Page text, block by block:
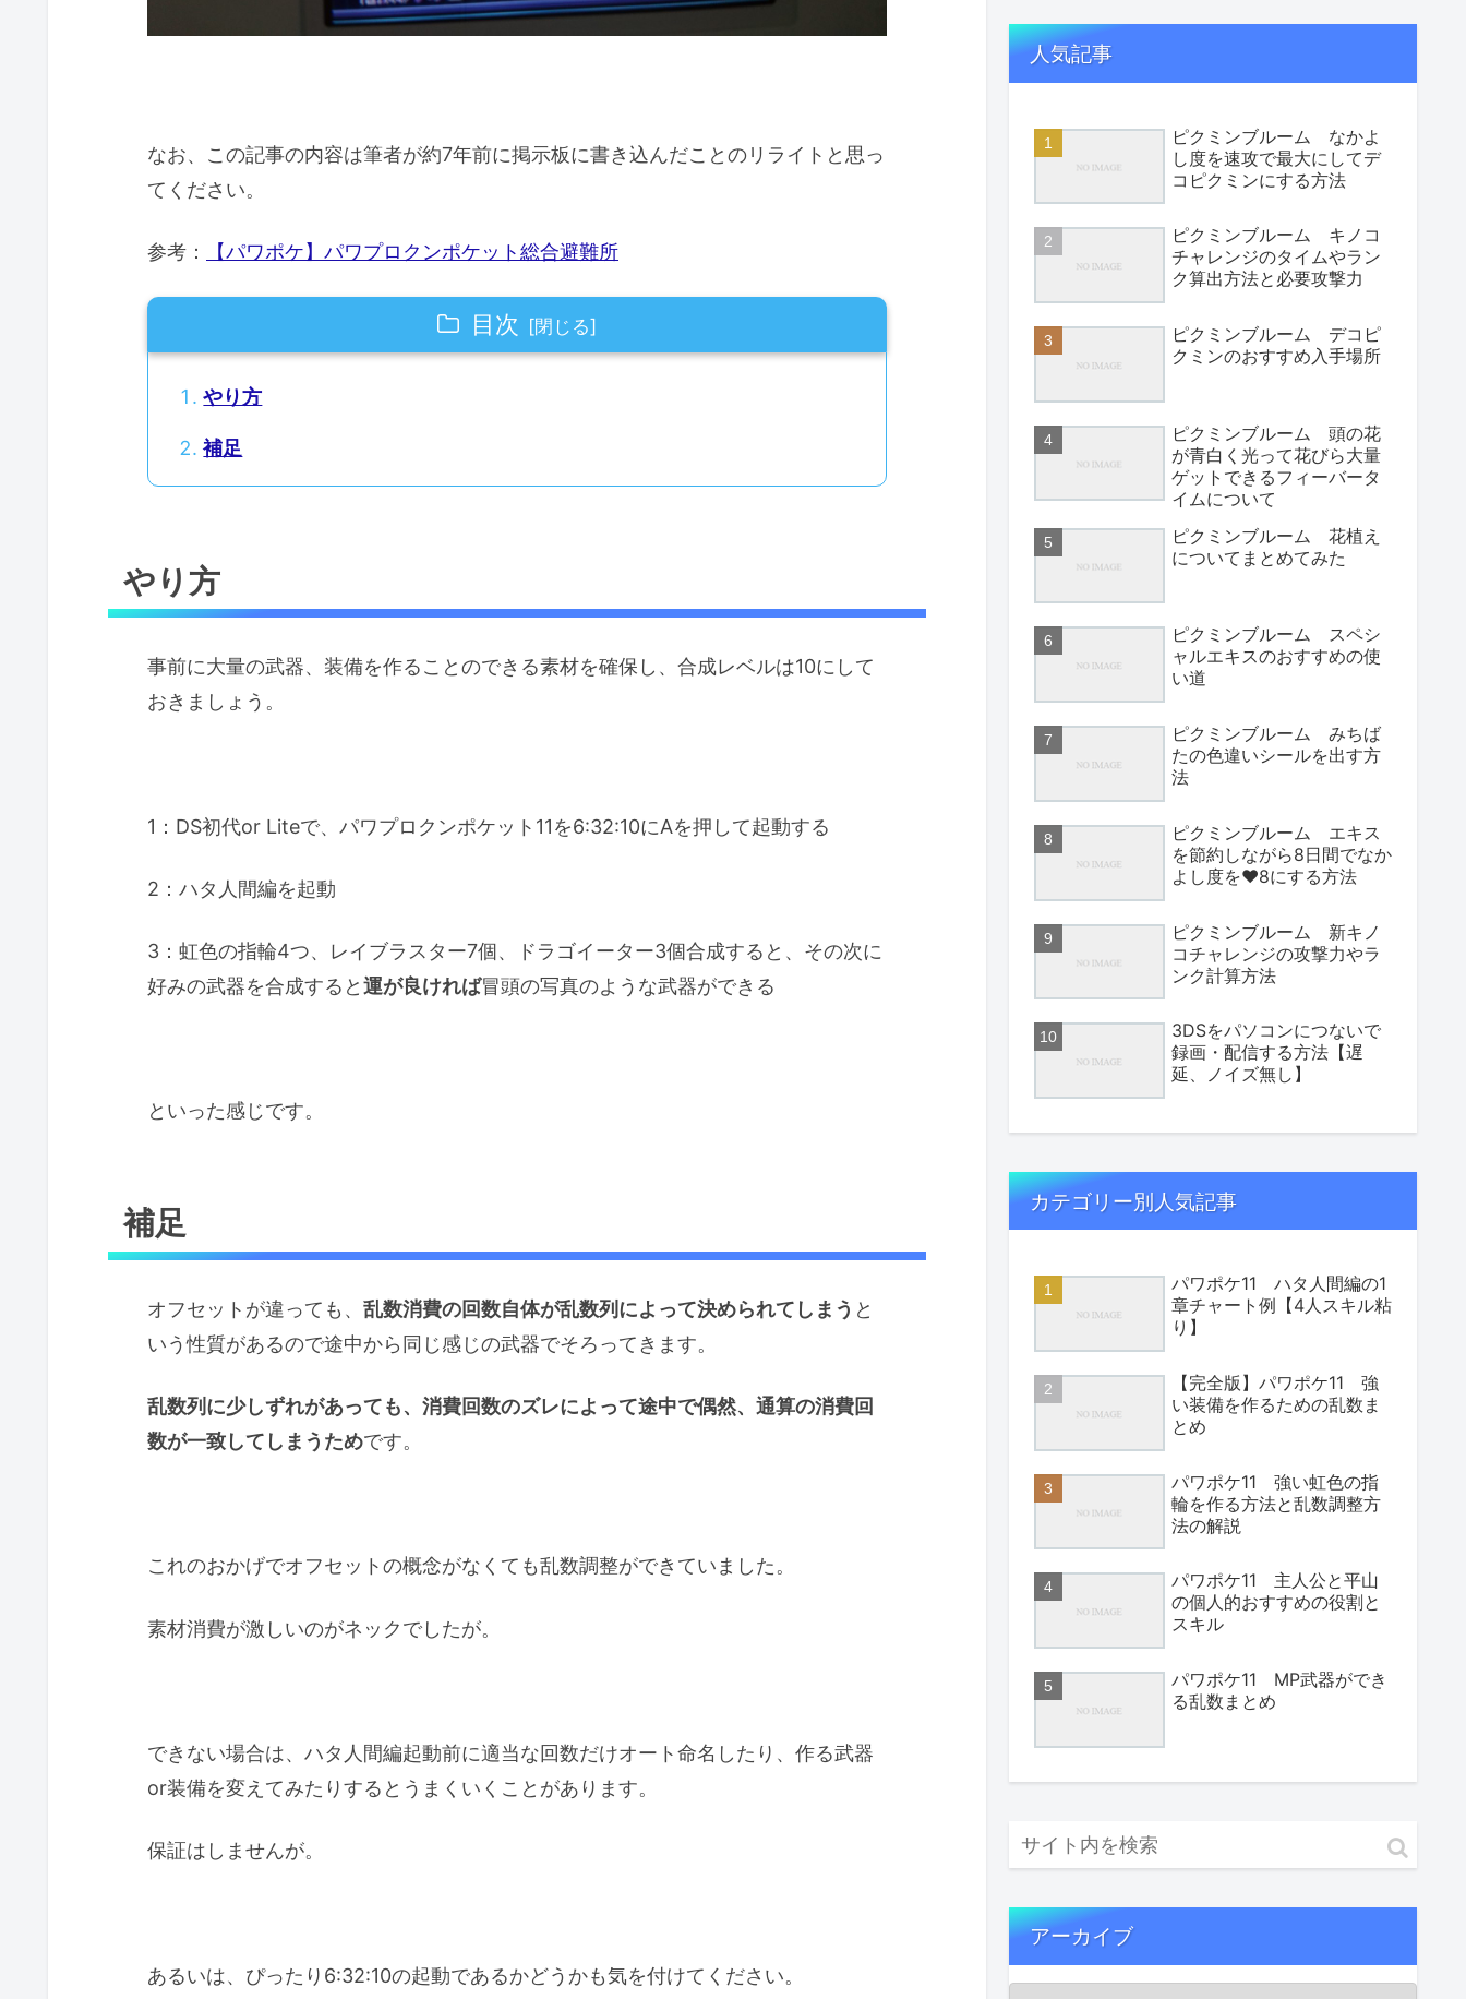
なお、この記事の内容は筆者が約7年前に掲示板に書き込んだことのリライトと思っ
てください。
参考： 【パワポケ】パワプロクンポケット総合避難所
目次
やり方
補足
やり方
事前に大量の武器、装備を作ることのできる素材を確保し、合成レベルは10にして
おきましょう。
1：DS初代or Liteで、パワプロクンポケット11を6:32:10にAを押して起動する
2：ハタ人間編を起動
3：虹色の指輪4つ、レイブラスター7個、ドラゴイーター3個合成すると、その次に
好みの武器を合成すると運が良ければ冒頭の写真のような武器ができる
といった感じです。
補足
オフセットが違っても、 乱数消費の回数自体が乱数列によって決められてしまう と
いう性質があるので途中から同じ感じの武器でそろってきます。
乱数列に少しずれがあっても、消費回数のズレによって途中で偶然、通算の消費回
数が一致してしまうためです。
これのおかげでオフセットの概念がなくても乱数調整ができていました。
素材消費が激しいのがネックでしたが。
できない場合は、ハタ人間編起動前に適当な回数だけオート命名したり、作る武器
or装備を変えてみたりするとうまくいくことがあります。
保証はしませんが。
あるいは、ぴったり6:32:10の起動であるかどうかも気を付けてください。
人気記事
ピクミンブルーム なかよ
し度を速攻で最大にしてデ
コピクミンにする方法
ピクミンブルーム キノコ
チャレンジのタイムやラン
ク算出方法と必要攻撃力
ピクミンブルーム デコピ
クミンのおすすめ入手場所
ピクミンブルーム 頭の花
が青白く光って花びら大量
ゲットできるフィーバータ
イムについて
ピクミンブルーム 花植え
についてまとめてみた
ピクミンブルーム スペシ
ャルエキスのおすすめの使
い道
ピクミンブルーム みちば
たの色違いシールを出す方
法
ピクミンブルーム エキス
を節約しながら8日間でなか
よし度を♥8にする方法
ピクミンブルーム 新キノ
コチャレンジの攻撃力やラ
ンク計算方法
3DSをパソコンにつないで
録画・配信する方法【遅
延、ノイズ無し】
カテゴリー別人気記事
パワポケ11 ハタ人間編の1
章チャート例【4人スキル粘
り】
【完全版】パワポケ11 強
い装備を作るための乱数ま
とめ
パワポケ11 強い虹色の指
輪を作る方法と乱数調整方
法の解説
パワポケ11 主人公と平山
の個人的おすすめの役割と
スキル
パワポケ11 MP武器ができ
る乱数まとめ
アーカイブ